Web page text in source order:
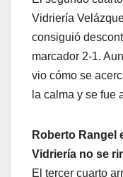
Vidriería
consiguió
marcador 2-1.
vio cómo se
la calma y se fue
Roberto Rangel
Vidriería no se
El tercer cuarto